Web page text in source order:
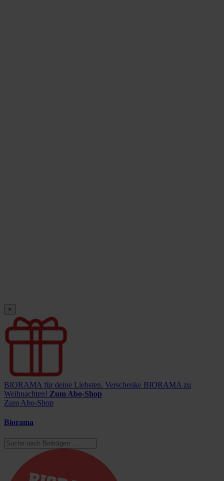
×
BIORAMA für deine Liebsten. Verschenke BIORAMA zu
Weihnachten! Zum Abo-Shop
Zum Abo-Shop
Biorama